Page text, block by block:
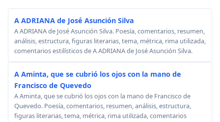
A ADRIANA de José Asunción Silva
A ADRIANA de José Asunción Silva. Poesía, comentarios, resumen,
análisis, estructura, figuras literarias, tema, métrica, rima utilizada,
comentarios estilísticos de A ADRIANA de José Asunción Silva.
A Aminta, que se cubrió los ojos con la mano de
Francisco de Quevedo
A Aminta, que se cubrió los ojos con la mano de Francisco de
Quevedo. Poesía, comentarios, resumen, análisis, estructura,
figuras literarias, tema, métrica, rima utilizada, comentarios